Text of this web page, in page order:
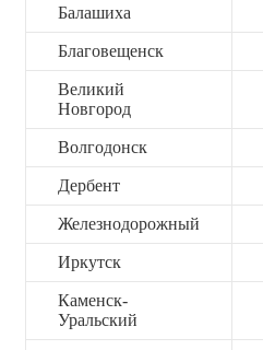
Балашиха
Благовещенск
Великий
Новгород
Волгодонск
Дербент
Железнодорожный
Иркутск
Каменск-
Уральский